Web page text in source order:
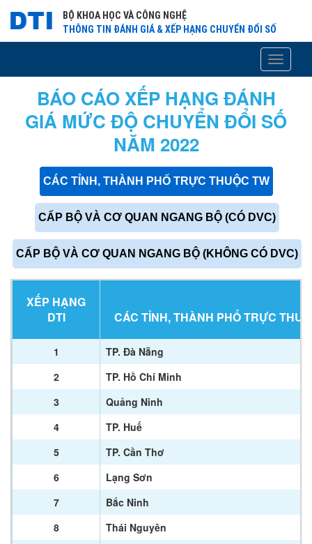
BỘ KHOA HỌC VÀ CÔNG NGHỆ
THÔNG TIN ĐÁNH GIÁ & XẾP HẠNG CHUYỂN ĐỔI SỐ
Toggle
BÁO CÁO XẾP HẠNG ĐÁNH
GIÁ MỨC ĐỘ CHUYỂN ĐỔI SỐ
NĂM 2022
CÁC TỈNH, THÀNH PHỐ TRỰC THUỘC TW
CẤP BỘ VÀ CƠ QUAN NGANG BỘ (CÓ DVC)
CẤP BỘ VÀ CƠ QUAN NGANG BỘ (KHÔNG CÓ DVC)
XẾP HẠNG
DTI
CÁC TỈNH, THÀNH PHỐ TRỰC
1
TP. Đà Nẵng
2
TP. Hồ Chí Minh
3
Quảng Ninh
4
TP. Huế
5
TP. Cần Thơ
6
Lạng Sơn
7
Bắc Ninh
8
Thái Nguyên